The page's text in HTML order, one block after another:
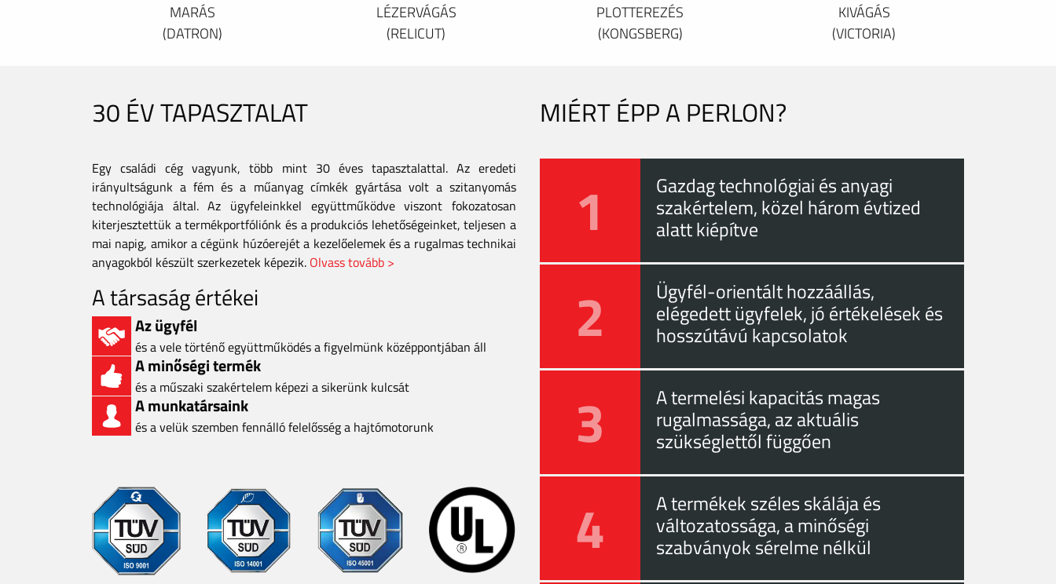
MARÁS
(DATRON)
LÉZERVÁGÁS
(RELICUT)
PLOTTEREZÉS
(KONGSBERG)
KIVÁGÁS
(VICTORIA)
30 ÉV TAPASZTALAT
Egy családi cég vagyunk, több mint 30 éves tapasztalattal. Az eredeti
irányultságunk a fém és a műanyag címkék gyártása volt a szitanyomás
technológiája által. Az ügyfeleinkkel együttműködve viszont fokozatosan
kiterjesztettük a termékportfóliónk és a produkciós lehetőségeinket, teljesen a
mai napig, amikor a cégünk húzóerejét a kezelőelemek és a rugalmas technikai
anyagokból készült szerkezetek képezik. Olvass tovább >
A társaság értékei
Az ügyfél
és a vele történő együttműködés a figyelmünk középpontjában áll
A minőségi termék
és a műszaki szakértelem képezi a sikerünk kulcsát
A munkatársaink
és a velük szemben fennálló felelősség a hajtómotorunk
MIÉRT ÉPP A PERLON?
1 Gazdag technológiai és anyagi
szakértelem, közel három évtized
alatt kiépítve
2 Ügyfél-orientált hozzáállás,
elégedett ügyfelek, jó értékelések és
hosszútávú kapcsolatok
3 A termelési kapacitás magas
rugalmassága, az aktuális
szükséglettől függően
4 A termékek széles skálája és
változatossága, a minőségi
szabványok sérelme nélkül